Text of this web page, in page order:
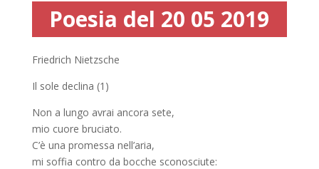
Poesia del 20 05 2019
Friedrich Nietzsche
Il sole declina (1)
Non a lungo avrai ancora sete,
mio cuore bruciato.
C’è una promessa nell’aria,
mi soffia contro da bocche sconosciute: